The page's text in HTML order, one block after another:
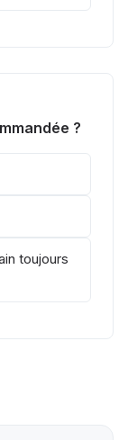
?
toujours